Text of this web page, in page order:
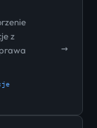
z
→